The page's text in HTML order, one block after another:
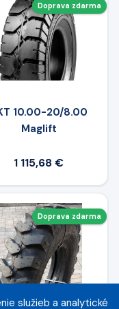
Doprava zdarma
10.00-20/8.00
Maglift
1 115,68 €
Doprava zdarma
služieb a analytické